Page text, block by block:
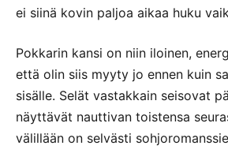
ei siinä kovin paljoa aikaa huku
Pokkarin kansi on niin iloinen,
että olin siis myyty jo ennen kuin
sisälle. Selät vastakkain seisovat
näyttävät nauttivan toistensa
välillään on selvästi